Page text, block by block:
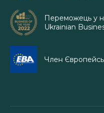
Переможець у
Ukrainian
Член